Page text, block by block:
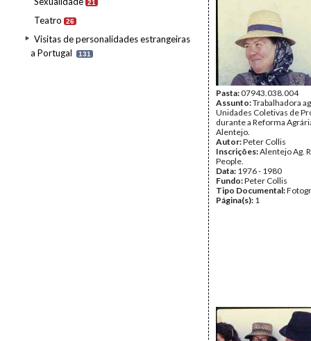
21
Teatro 26
Visitas de personalidades estrangeiras
a Portugal
131
Pasta:07943.038.004
Assunto:Trabalhadora
Unidades Coletivas de
durante a Reforma
Alentejo.
Autor:Peter Collis
Inscrições:Alentejo Ag.
People.
Data: 1976 - 1980
Fundo:Peter Collis
Tipo Documental:
Página(s): 1